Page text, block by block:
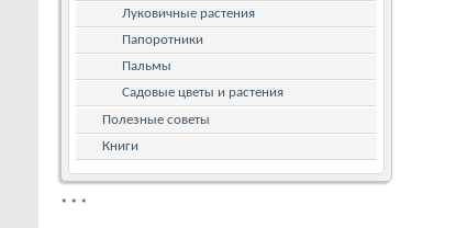
Луковичные растения
Папоротники
Пальмы
Садовые цветы и растения
Полезные советы
Книги
* * *